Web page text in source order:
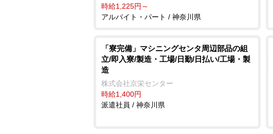
時給1,225円～
アルバイト・パート / 神奈川県
「寮完備」マシニングセンタ周辺部品の組
立/即入寮/製造・工場/日勤/日払い/工場・製
造
株式会社京栄センター
時給1,400円
派遣社員 / 神奈川県